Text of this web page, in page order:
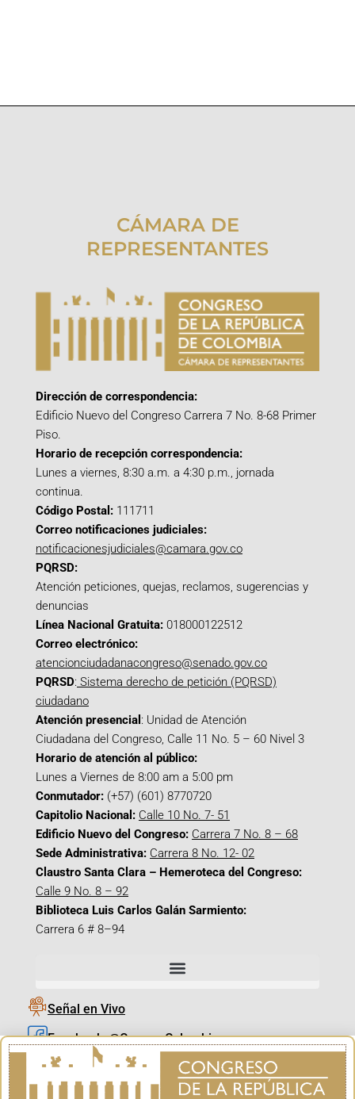
CÁMARA DE
REPRESENTANTES
Dirección de correspondencia:
Edificio Nuevo del Congreso Carrera 7 No. 8-68 Primer
Piso.
Horario de recepción correspondencia:
Lunes a viernes, 8:30 a.m. a 4:30 p.m., jornada
continua.
Código Postal: 111711
Correo notificaciones judiciales:
notificacionesjudiciales@camara.gov.co
PQRSD:
Atención peticiones, quejas, reclamos, sugerencias y
denuncias
Línea Nacional Gratuita: 018000122512
Correo electrónico:
atencionciudadanacongreso@senado.gov.co
PQRSD: Sistema derecho de petición (PQRSD)
ciudadano
Atención presencial : Unidad de Atención
Ciudadana del Congreso, Calle 11 No. 5 – 60 Nivel 3
Horario de atención al público:
Lunes a Viernes de 8:00 am a 5:00 pm
Conmutador: (+57) (601) 8770720
Capitolio Nacional: Calle 10 No. 7- 51
Edificio Nuevo del Congreso: Carrera 7 No. 8 – 68
Sede Administrativa: Carrera 8 No. 12- 02
Claustro Santa Clara – Hemeroteca del Congreso:
Calle 9 No. 8 – 92
Biblioteca Luis Carlos Galán Sarmiento:
Carrera 6 # 8–94
Señal en Vivo
Facebook_@CamaraColombia
Instagram_@CamaraColombia